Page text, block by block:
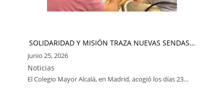
SOLIDARIDAD Y MISIÓN TRAZA NUEVAS SENDAS…
junio 25, 2026
Noticias
El Colegio Mayor Alcalá, en Madrid, acogió los días 23…